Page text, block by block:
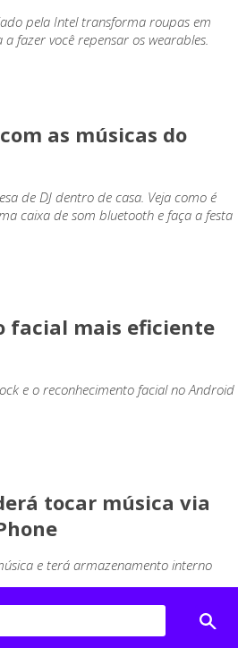
pela Intel transforma roupas em
fazer você repensar os wearables.
as músicas do
de DJ dentro de casa. Veja como é
caixa de som bluetooth e faça a festa
facial mais eficiente
e o reconhecimento facial no Android
tocar música via
e terá armazenamento interno